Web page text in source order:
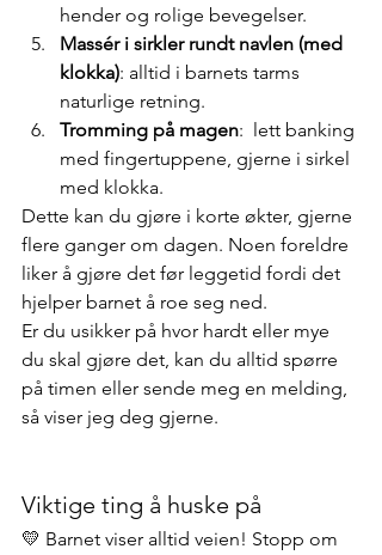
hender og rolige bevegelser.
Massér i sirkler rundt navlen (med
klokka): alltid i barnets tarms
naturlige retning.
Tromming på magen:  lett banking
med fingertuppene, gjerne i sirkel
med klokka.
Dette kan du gjøre i korte økter, gjerne
flere ganger om dagen. Noen foreldre
liker å gjøre det før leggetid fordi det
hjelper barnet å roe seg ned.
Er du usikker på hvor hardt eller mye
du skal gjøre det, kan du alltid spørre
på timen eller sende meg en melding,
så viser jeg deg gjerne.
Viktige ting å huske på
💛 Barnet viser alltid veien! Stopp om